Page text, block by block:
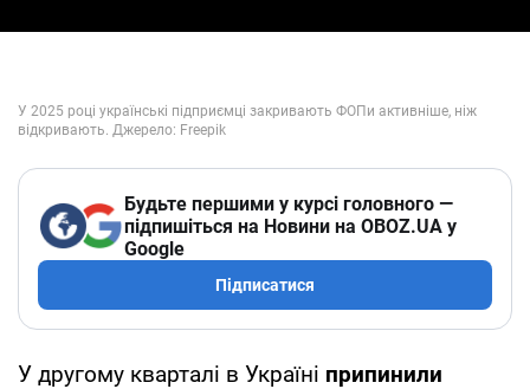
Будьте першими у курсі головного —
підпишіться на Новини на OBOZ.UA у
Google
Підписатися
У другому кварталі в Україні припинили